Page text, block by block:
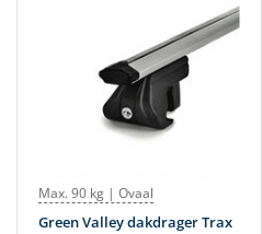
Max. 90 kg | Ovaal
Green Valley dakdrager Trax